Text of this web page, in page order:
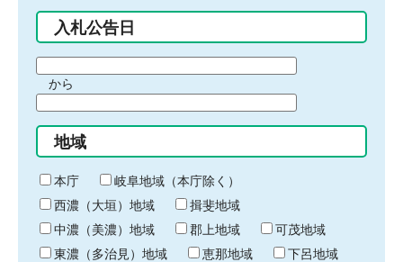
入札公告日
間
始
り
から
間
終
わ
り
地域
本庁
岐阜地域（本庁除く）
西濃（大垣）地域
揖斐地域
中濃（美濃）地域
郡上地域
可茂地域
東濃（多治見）地域
恵那地域
下呂地域